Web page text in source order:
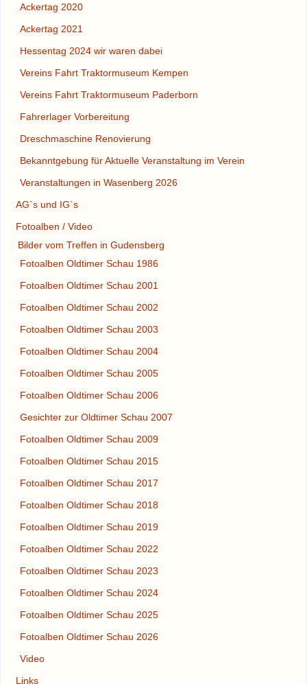
Ackertag 2020
Ackertag 2021
Hessentag 2024 wir waren dabei
Vereins Fahrt Traktormuseum Kempen
Vereins Fahrt Traktormuseum Paderborn
Fahrerlager Vorbereitung
Dreschmaschine Renovierung
Bekanntgebung für Aktuelle Veranstaltung im Verein
Veranstaltungen in Wasenberg 2026
AG`s und IG`s
Fotoalben / Video
Bilder vom Treffen in Gudensberg
Fotoalben Oldtimer Schau 1986
Fotoalben Oldtimer Schau 2001
Fotoalben Oldtimer Schau 2002
Fotoalben Oldtimer Schau 2003
Fotoalben Oldtimer Schau 2004
Fotoalben Oldtimer Schau 2005
Fotoalben Oldtimer Schau 2006
Gesichter zur Oldtimer Schau 2007
Fotoalben Oldtimer Schau 2009
Fotoalben Oldtimer Schau 2015
Fotoalben Oldtimer Schau 2017
Fotoalben Oldtimer Schau 2018
Fotoalben Oldtimer Schau 2019
Fotoalben Oldtimer Schau 2022
Fotoalben Oldtimer Schau 2023
Fotoalben Oldtimer Schau 2024
Fotoalben Oldtimer Schau 2025
Fotoalben Oldtimer Schau 2026
Video
Links